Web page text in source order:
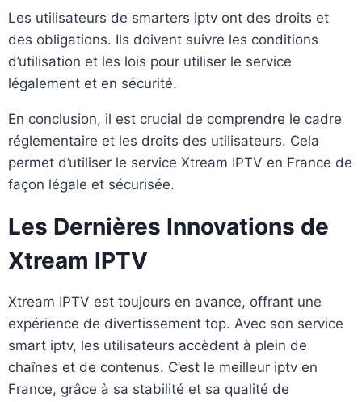
Les utilisateurs de smarters iptv ont des droits et
des obligations. Ils doivent suivre les conditions
d’utilisation et les lois pour utiliser le service
légalement et en sécurité.
En conclusion, il est crucial de comprendre le cadre
réglementaire et les droits des utilisateurs. Cela
permet d’utiliser le service Xtream IPTV en France de
façon légale et sécurisée.
Les Dernières Innovations de
Xtream IPTV
Xtream IPTV est toujours en avance, offrant une
expérience de divertissement top. Avec son service
smart iptv, les utilisateurs accèdent à plein de
chaînes et de contenus. C’est le meilleur iptv en
France, grâce à sa stabilité et sa qualité de